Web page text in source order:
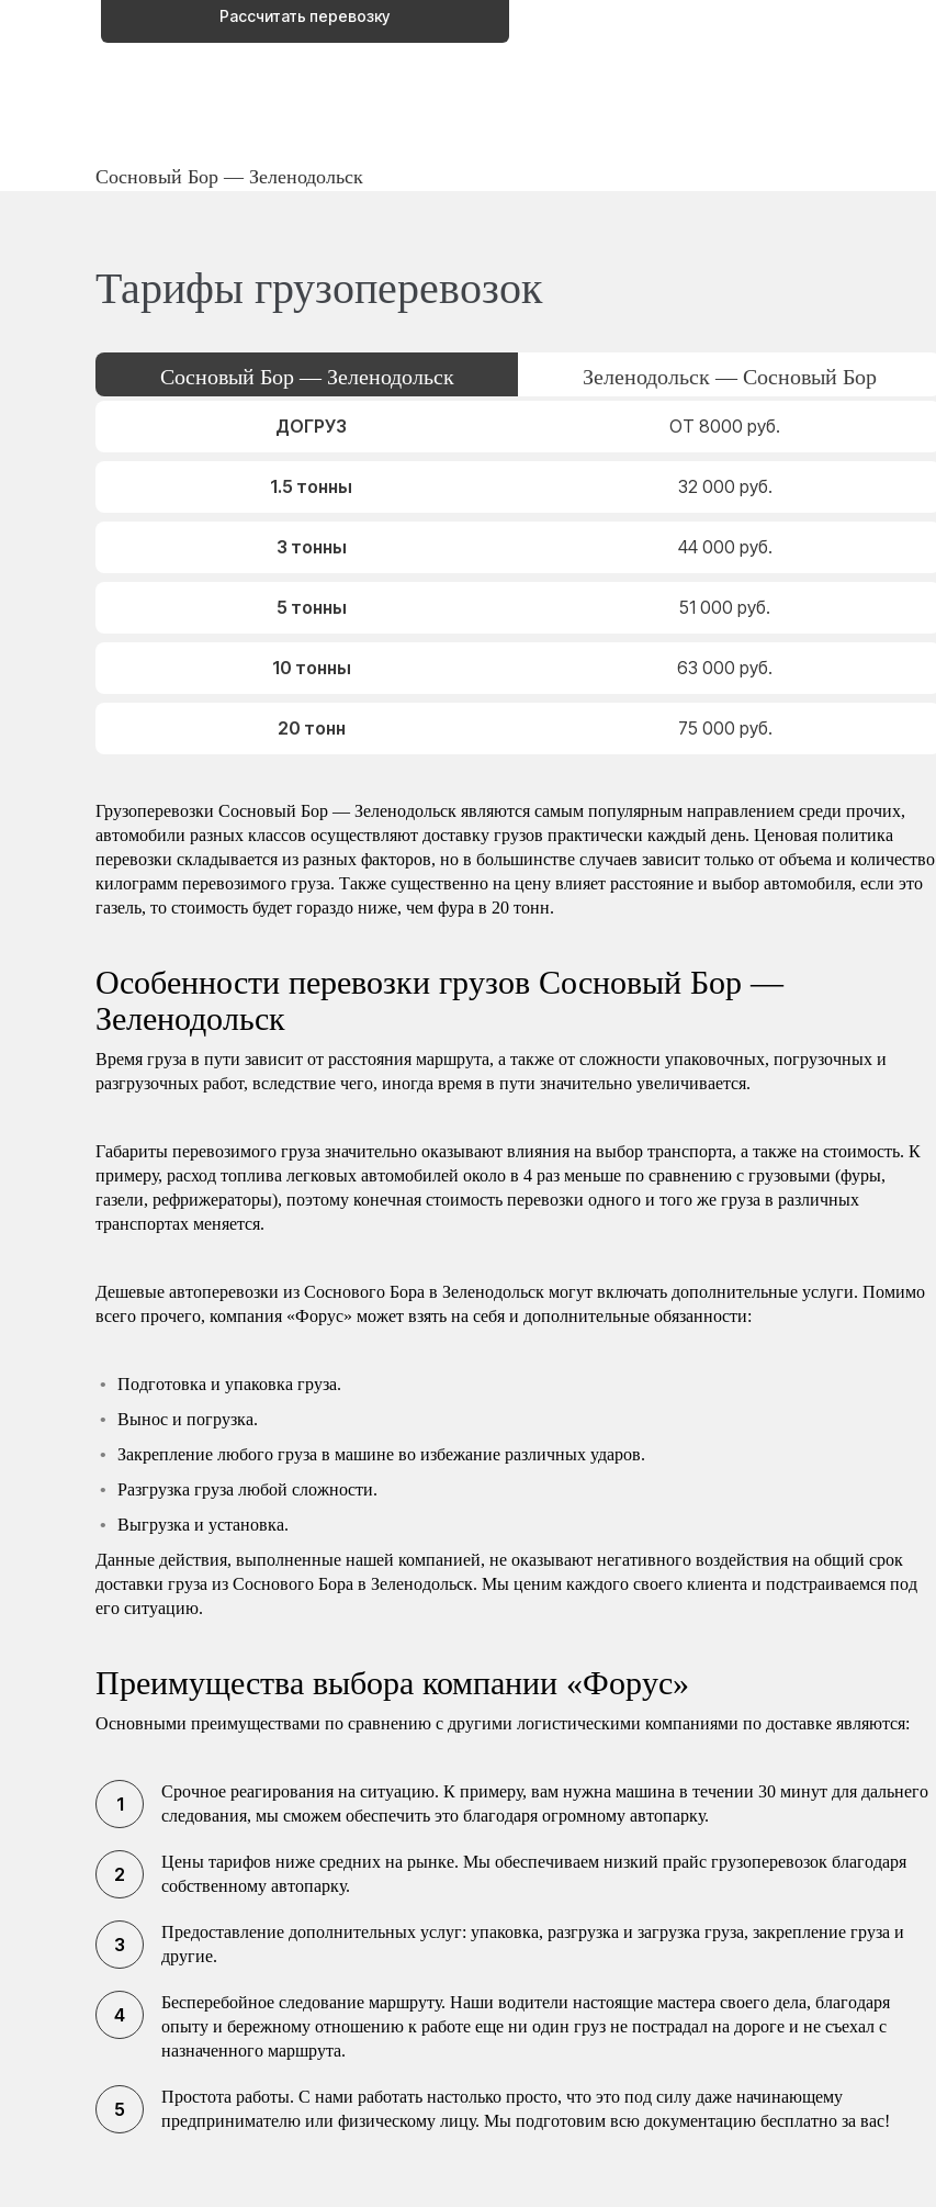
Рассчитать перевозку
Сосновый Бор — Зеленодольск
Тарифы грузоперевозок
Сосновый Бор — Зеленодольск Зеленодольск — Сосновый Бор
ДОГРУЗ ОТ 8000 руб.
1.5 тонны 32 000 руб.
3 тонны 44 000 руб.
5 тонны 51 000 руб.
10 тонны 63 000 руб.
20 тонн 75 000 руб.
Грузоперевозки Сосновый Бор — Зеленодольск являются самым популярным направлением среди прочих,
автомобили разных классов осуществляют доставку грузов практически каждый день. Ценовая политика
перевозки складывается из разных факторов, но в большинстве случаев зависит только от объема и количество
килограмм перевозимого груза. Также существенно на цену влияет расстояние и выбор автомобиля, если это
газель, то стоимость будет гораздо ниже, чем фура в 20 тонн.
Особенности перевозки грузов Сосновый Бор —
Зеленодольск
Время груза в пути зависит от расстояния маршрута, а также от сложности упаковочных, погрузочных и
разгрузочных работ, вследствие чего, иногда время в пути значительно увеличивается.
Габариты перевозимого груза значительно оказывают влияния на выбор транспорта, а также на стоимость. К
примеру, расход топлива легковых автомобилей около в 4 раз меньше по сравнению с грузовыми (фуры,
газели, рефрижераторы), поэтому конечная стоимость перевозки одного и того же груза в различных
транспортах меняется.
Дешевые автоперевозки из Соснового Бора в Зеленодольск могут включать дополнительные услуги. Помимо
всего прочего, компания «Форус» может взять на себя и дополнительные обязанности:
Подготовка и упаковка груза.
Вынос и погрузка.
Закрепление любого груза в машине во избежание различных ударов.
Разгрузка груза любой сложности.
Выгрузка и установка.
Данные действия, выполненные нашей компанией, не оказывают негативного воздействия на общий срок
доставки груза из Соснового Бора в Зеленодольск. Мы ценим каждого своего клиента и подстраиваемся под
его ситуацию.
Преимущества выбора компании «Форус»
Основными преимуществами по сравнению с другими логистическими компаниями по доставке являются:
Срочное реагирования на ситуацию. К примеру, вам нужна машина в течении 30 минут для дальнего
следования, мы сможем обеспечить это благодаря огромному автопарку.
Цены тарифов ниже средних на рынке. Мы обеспечиваем низкий прайс грузоперевозок благодаря
собственному автопарку.
Предоставление дополнительных услуг: упаковка, разгрузка и загрузка груза, закрепление груза и
другие.
Бесперебойное следование маршруту. Наши водители настоящие мастера своего дела, благодаря
опыту и бережному отношению к работе еще ни один груз не пострадал на дороге и не съехал с
назначенного маршрута.
Простота работы. С нами работать настолько просто, что это под силу даже начинающему
предпринимателю или физическому лицу. Мы подготовим всю документацию бесплатно за вас!